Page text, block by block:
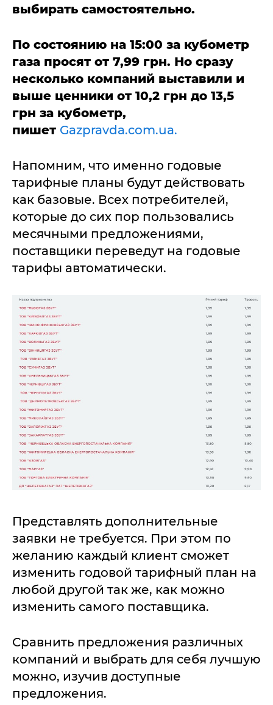
выбирать самостоятельно.
По состоянию на 15:00 за кубометр
газа просят от 7,99 грн. Но сразу
несколько компаний выставили и
выше ценники от 10,2 грн до 13,5
грн за кубометр,
пишет Gazpravda.com.ua.
Напомним, что именно годовые
тарифные планы будут действовать
как базовые. Всех потребителей,
которые до сих пор пользовались
месячными предложениями,
поставщики переведут на годовые
тарифы автоматически.
Представлять дополнительные
заявки не требуется. При этом по
желанию каждый клиент сможет
изменить годовой тарифный план на
любой другой так же, как можно
изменить самого поставщика.
Сравнить предложения различных
компаний и выбрать для себя лучшую
можно, изучив доступные
предложения.